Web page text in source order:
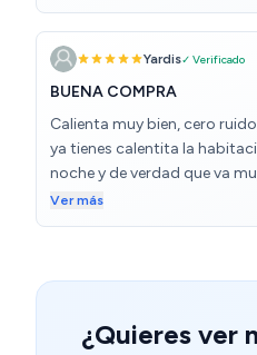
perfecto, pero por el precio
su función. Lo recomiendo
calefacción rápida, eficiente
Yardis✓ Verificado
BUENA COMPRA
Calienta muy bien, cero
ya tienes calentita la
noche y de verdad que va
Lo recomiendo al 100%
Ver más
¿Quieres ver